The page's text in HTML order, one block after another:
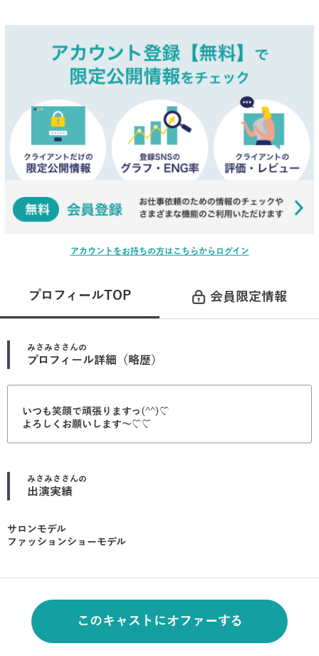
アカウントをお持ちの方はこちらからログイン
プロフィールTOP 会員限定情報
みさみさ さんの
プロフィール詳細（略歴）
いつも笑顔で頑張りますっ(^^)♡
よろしくお願いします〜♡♡
みさみさ さんの
出演実績
サロンモデル
ファッションショーモデル
このキャストにオファーする